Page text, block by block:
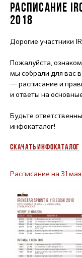
РАСПИСАНИЕ
2018
Дорогие участники
Пожалуйста,
мы собрали для вас в
— расписание и
и ответы на
Будьте
инфокаталог!
СКАЧАТЬ ИНФОКАТАЛОГ
Расписание на 31